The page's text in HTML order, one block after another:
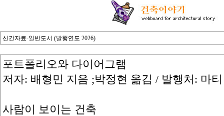
신간자료-일반도서 (발행연도 2026)
포트폴리오와 다이어그램
저자: 배형민 지음 ;박정현 옮김 / 발행처: 마
사람이 보이는 건축